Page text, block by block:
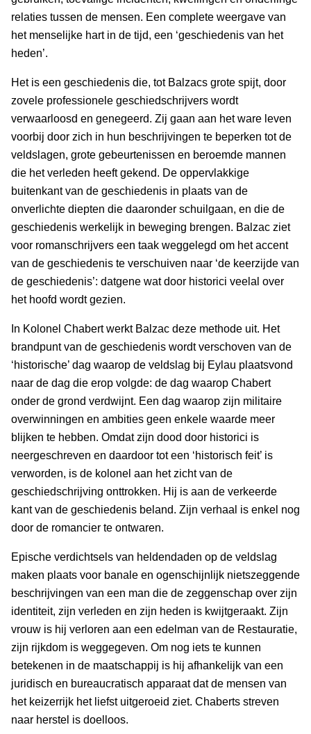
relaties tussen de mensen. Een complete weergave van
het menselijke hart in de tijd, een ‘geschiedenis van het
heden’.
Het is een geschiedenis die, tot Balzacs grote spijt, door
zovele professionele geschiedschrijvers wordt
verwaarloosd en genegeerd. Zij gaan aan het ware leven
voorbij door zich in hun beschrijvingen te beperken tot de
veldslagen, grote gebeurtenissen en beroemde mannen
die het verleden heeft gekend. De oppervlakkige
buitenkant van de geschiedenis in plaats van de
onverlichte diepten die daaronder schuilgaan, en die de
geschiedenis werkelijk in beweging brengen. Balzac ziet
voor romanschrijvers een taak weggelegd om het accent
van de geschiedenis te verschuiven naar ‘de keerzijde van
de geschiedenis’: datgene wat door historici veelal over
het hoofd wordt gezien.
In Kolonel Chabert werkt Balzac deze methode uit. Het
brandpunt van de geschiedenis wordt verschoven van de
‘historische’ dag waarop de veldslag bij Eylau plaatsvond
naar de dag die erop volgde: de dag waarop Chabert
onder de grond verdwijnt. Een dag waarop zijn militaire
overwinningen en ambities geen enkele waarde meer
blijken te hebben. Omdat zijn dood door historici is
neergeschreven en daardoor tot een ‘historisch feit’ is
verworden, is de kolonel aan het zicht van de
geschiedschrijving onttrokken. Hij is aan de verkeerde
kant van de geschiedenis beland. Zijn verhaal is enkel nog
door de romancier te ontwaren.
Epische verdichtsels van heldendaden op de veldslag
maken plaats voor banale en ogenschijnlijk nietszeggende
beschrijvingen van een man die de zeggenschap over zijn
identiteit, zijn verleden en zijn heden is kwijtgeraakt. Zijn
vrouw is hij verloren aan een edelman van de Restauratie,
zijn rijkdom is weggegeven. Om nog iets te kunnen
betekenen in de maatschappij is hij afhankelijk van een
juridisch en bureaucratisch apparaat dat de mensen van
het keizerrijk het liefst uitgeroeid ziet. Chaberts streven
naar herstel is doelloos.